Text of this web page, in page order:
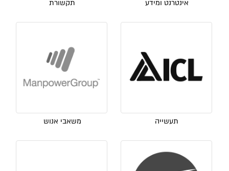
אינטרנט ומידע תקשורת
תעשייה משאבי אנוש